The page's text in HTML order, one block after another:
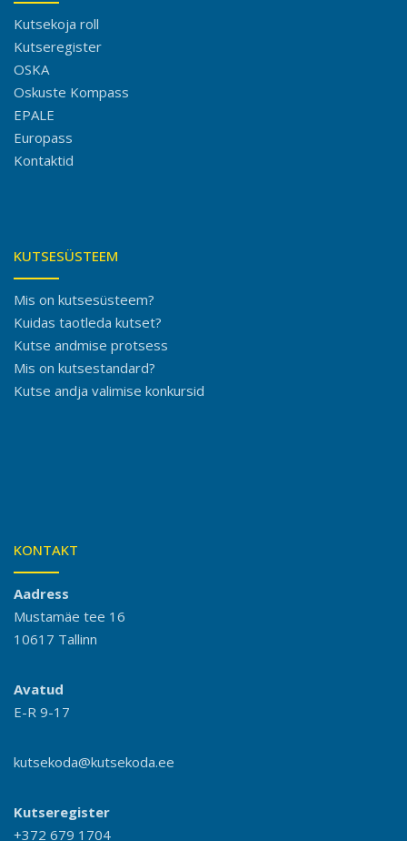
Kutsekoja roll
Kutseregister
OSKA
Oskuste Kompass
EPALE
Europass
Kontaktid
KUTSESÜSTEEM
Mis on kutsesüsteem?
Kuidas taotleda kutset?
Kutse andmise protsess
Mis on kutsestandard?
Kutse andja valimise konkursid
KONTAKT
Aadress
Mustamäe tee 16
10617 Tallinn
Avatud
E-R 9-17
kutsekoda@kutsekoda.ee
Kutseregister
+372 679 1704